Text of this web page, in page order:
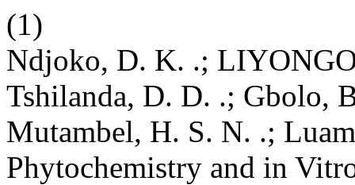
(1)
Ndjoko, D. K. .;
Tshilanda, D. D. .; Gbolo,
Mutambel, H. S. N. .;
Phytochemistry and in